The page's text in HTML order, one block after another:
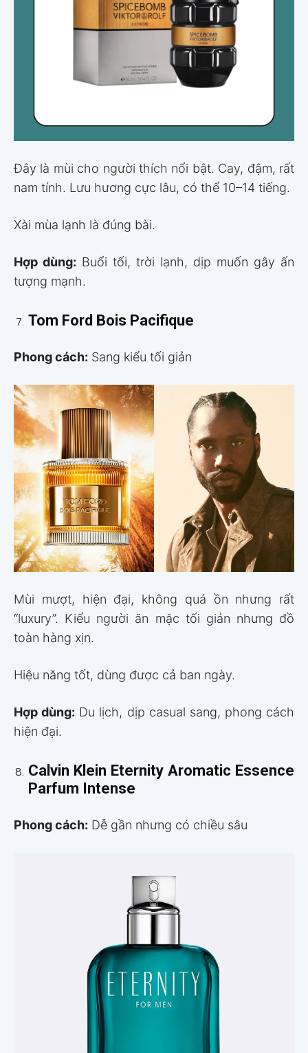
Đây là mùi cho người thích nổi bật. Cay, đậm, rất
nam tính. Lưu hương cực lâu, có thể 10–14 tiếng.
Xài mùa lạnh là đúng bài.
Hợp dùng: Buổi tối, trời lạnh, dịp muốn gây ấn
tượng mạnh.
Tom Ford Bois Pacifique
Phong cách: Sang kiểu tối giản
Mùi mượt, hiện đại, không quá ồn nhưng rất
“luxury”. Kiểu người ăn mặc tối giản nhưng đồ
toàn hàng xịn.
Hiệu năng tốt, dùng được cả ban ngày.
Hợp dùng: Du lịch, dịp casual sang, phong cách
hiện đại.
Calvin Klein Eternity Aromatic Essence
Parfum Intense
Phong cách: Dễ gần nhưng có chiều sâu